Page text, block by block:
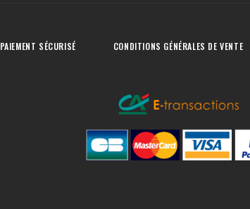
PAIEMENT SÉCURISÉ CONDITIONS GÉNÉRALES DE VENTE